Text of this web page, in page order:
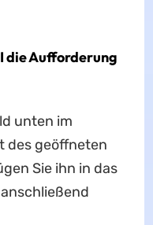
die Aufforderung
unten im
des geöffneten
Sie ihn in das